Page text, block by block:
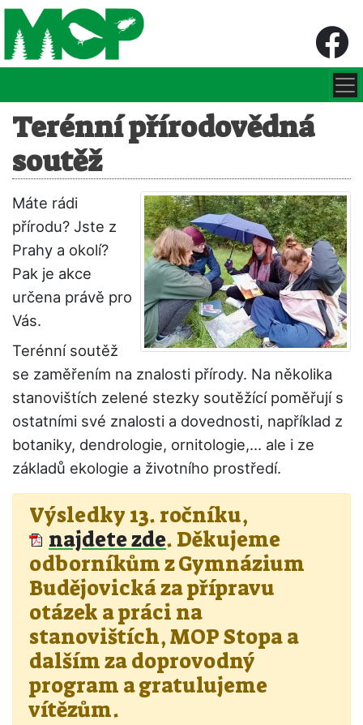
Terénní přírodovědná
soutěž
Máte rádi
přírodu? Jste z
Prahy a okolí?
Pak je akce
určena právě pro
Vás.
Terénní soutěž
se zaměřením na znalosti přírody. Na několika
stanovištích zelené stezky soutěžící poměřují s
ostatními své znalosti a dovednosti, například z
botaniky, dendrologie, ornitologie,… ale i ze
základů ekologie a životního prostředí.
Výsledky 13. ročníku,
najdete zde. Děkujeme
odborníkům z Gymnázium
Budějovická za přípravu
otázek a práci na
stanovištích, MOP Stopa a
dalším za doprovodný
program a gratulujeme
vítězům.